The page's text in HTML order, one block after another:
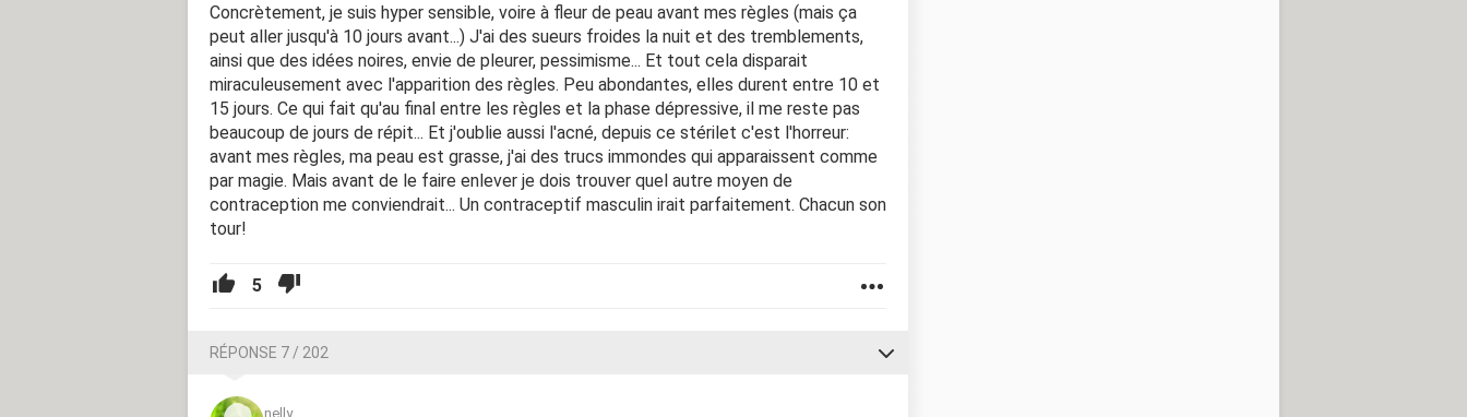
Concrètement, je suis hyper sensible, voire à fleur de peau avant mes règles (mais ça
peut aller jusqu'à 10 jours avant...) J'ai des sueurs froides la nuit et des tremblements,
ainsi que des idées noires, envie de pleurer, pessimisme... Et tout cela disparait
miraculeusement avec l'apparition des règles. Peu abondantes, elles durent entre 10 et
15 jours. Ce qui fait qu'au final entre les règles et la phase dépressive, il me reste pas
beaucoup de jours de répit... Et j'oublie aussi l'acné, depuis ce stérilet c'est l'horreur:
avant mes règles, ma peau est grasse, j'ai des trucs immondes qui apparaissent comme
par magie. Mais avant de le faire enlever je dois trouver quel autre moyen de
contraception me conviendrait... Un contraceptif masculin irait parfaitement. Chacun son
tour!
5
RÉPONSE 7 / 202
nelly